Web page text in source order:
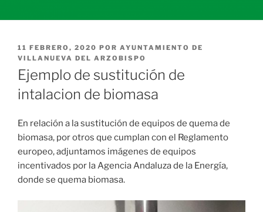
PUBLICADO
EL
11 FEBRERO, 2020 POR AYUNTAMIENTO DE
VILLANUEVA DEL ARZOBISPO
Ejemplo de sustitución de
intalacion de biomasa
En relación a la sustitución de equipos de quema de
biomasa, por otros que cumplan con el Reglamento
europeo, adjuntamos imágenes de equipos
incentivados por la Agencia Andaluza de la Energía,
donde se quema biomasa.